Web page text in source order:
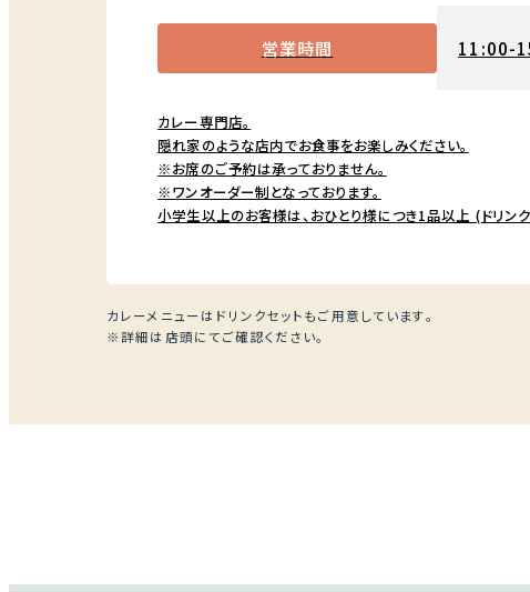
営業時間 11:00-
カレー専門店。
隠れ家のような店内でお食事をお楽しみください。
※お席のご予約は承っておりません。
※ワンオーダー制となっております。
小学生以上のお客様は、おひとり様につき1品以上 (ドリン
カレーメニューはドリンクセットもご用意しています。
※詳細は店頭にてご確認ください。